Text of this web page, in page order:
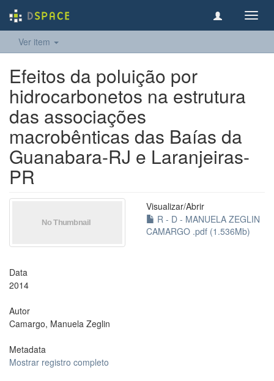
Ver item
Efeitos da poluição por
hidrocarbonetos na estrutura
das associações
macrobênticas das Baías da
Guanabara-RJ e Laranjeiras-
PR
Visualizar/Abrir
R - D - MANUELA ZEGLIN
CAMARGO .pdf (1.536Mb)
Data
2014
Autor
Camargo, Manuela Zeglin
Metadata
Mostrar registro completo